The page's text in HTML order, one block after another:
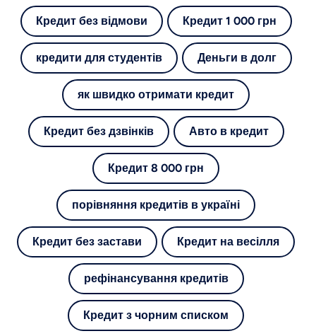
Кредит без відмови Кредит 1 000 грн
кредити для студентів Деньги в долг
як швидко отримати кредит
Кредит без дзвінків Авто в кредит
Кредит 8 000 грн
порівняння кредитів в україні
Кредит без застави Кредит на весілля
рефінансування кредитів
Кредит з чорним списком